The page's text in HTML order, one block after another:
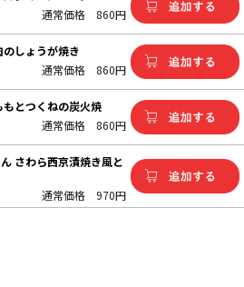
通常価格 860円
しょうが焼き
通常価格 860円
とつくねの炭火焼
通常価格 860円
さわら西京漬焼き風と
通常価格 970円